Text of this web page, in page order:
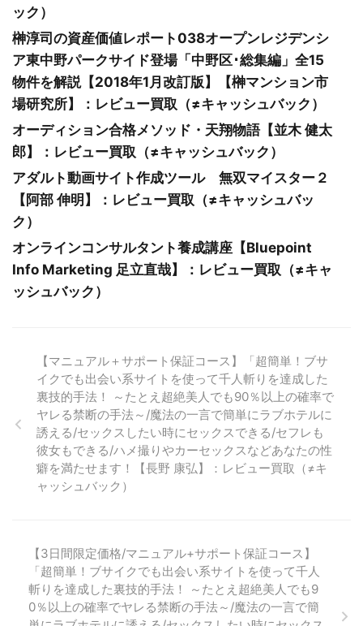
ック）
榊淳司の資産価値レポート038オープンレジデンシ
ア東中野パークサイド登場「中野区･総集編」全15
物件を解説【2018年1月改訂版】【榊マンション市
場研究所】：レビュー買取（≠キャッシュバック）
オーディション合格メソッド・天翔物語【並木 健太
郎】：レビュー買取（≠キャッシュバック）
アダルト動画サイト作成ツール 無双マイスター２
【阿部 伸明】：レビュー買取（≠キャッシュバッ
ク）
オンラインコンサルタント養成講座【Bluepoint
Info Marketing 足立直哉】：レビュー買取（≠キャ
ッシュバック）
【マニュアル＋サポート保証コース】「超簡単！ブサ
イクでも出会い系サイトを使って千人斬りを達成した
裏技的手法！ ～たとえ超絶美人でも90％以上の確率で
ヤレる禁断の手法～/魔法の一言で簡単にラブホテルに
誘える/セックスしたい時にセックスできる/セフレも
彼女もできる/ハメ撮りやカーセックスなどあなたの性
癖を満たせます！【長野 康弘】：レビュー買取（≠キ
ャッシュバック）
【3日間限定価格/マニュアル+サポート保証コース】
「超簡単！ブサイクでも出会い系サイトを使って千人
斬りを達成した裏技的手法！ ～たとえ超絶美人でも9
0％以上の確率でヤレる禁断の手法～/魔法の一言で簡